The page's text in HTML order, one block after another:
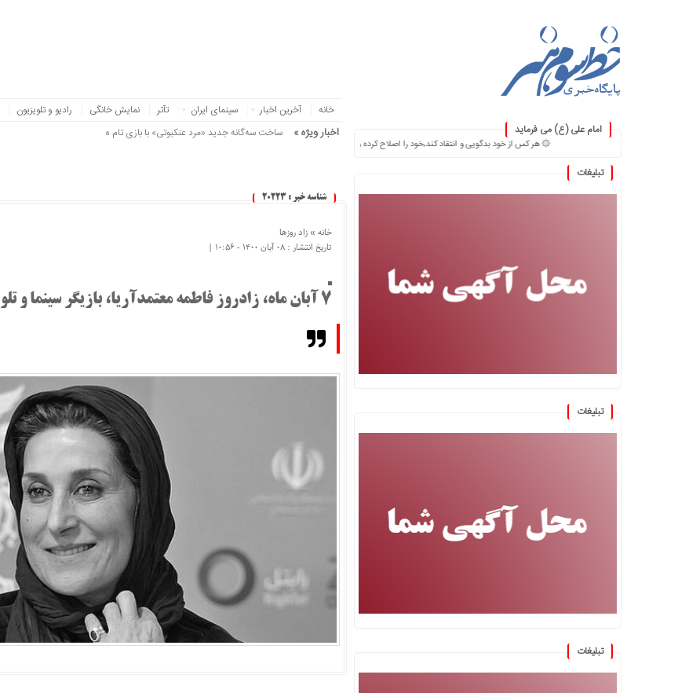
امام علی (ع) می فرماید
۞ هر کس از خود بدگویی و انتقاد کند٬خود را اصلاح کرده و هر کس خودستایی نماید٬ پس به تحقیق خویش را تباه نموده است. ۞
تبلیغات
تبلیغات
تبلیغات
خانه آخرین اخبار سینمای ایران تآتر نمایش خانگی رادیو و تلویزیون
اخبار ویژه » ساخت سه‌گانه جدید «مرد عنکبوتی» با بازی تام هالند
شناسه خبر : 20223
خانه » زاد روزها
تاریخ انتشار : ۰۸ آبان ۱۴۰۰ - ۱۰:۵۶ |
۷ آبان ماه، زادروز فاطمه معتمدآریا، بازیگر سینما و تلویزیون